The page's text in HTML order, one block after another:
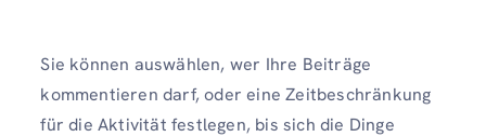
Sie können auswählen, wer Ihre Beiträge
kommentieren darf, oder eine Zeitbeschränkung
für die Aktivität festlegen, bis sich die Dinge